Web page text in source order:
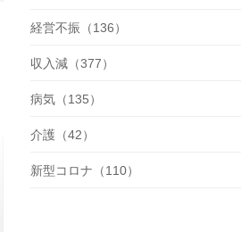
経営不振（136）
収入減（377）
病気（135）
介護（42）
新型コロナ（110）